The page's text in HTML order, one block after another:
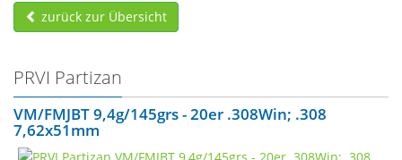
zurück zur Übersicht
PRVI Partizan
VM/FMJBT 9,4g/145grs - 20er .308Win; .308
7,62x51mm